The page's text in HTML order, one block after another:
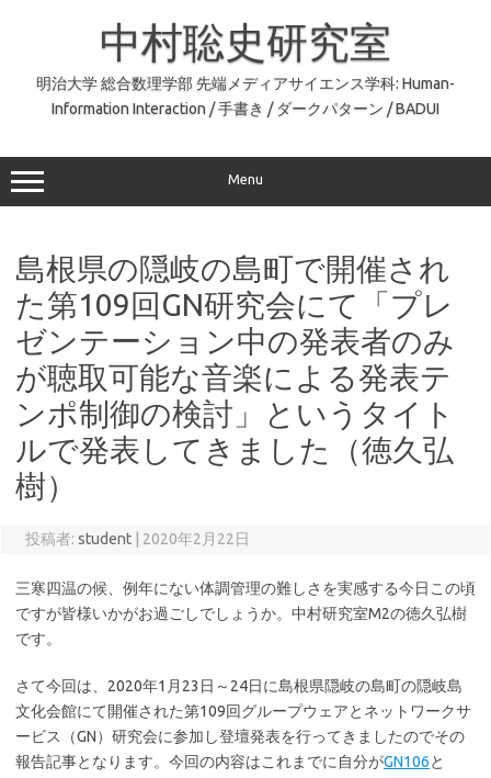
中村聡史研究室
明治大学 総合数理学部 先端メディアサイエンス学科: Human-
Information Interaction / 手書き / ダークパターン / BADUI
Menu
島根県の隠岐の島町で開催され
た第109回GN研究会にて「プレ
ゼンテーション中の発表者のみ
が聴取可能な音楽による発表テ
ンポ制御の検討」というタイト
ルで発表してきました（徳久弘
樹）
投稿者: student 2020年2月22日
三寒四温の候、例年にない体調管理の難しさを実感する今日この頃
ですが皆様いかがお過ごしでしょうか。中村研究室M2の徳久弘樹
です。
さて今回は、2020年1月23日～24日に島根県隠岐の島町の隠岐島
文化会館にて開催された第109回グループウェアとネットワークサ
ービス（GN）研究会に参加し登壇発表を行ってきましたのでその
報告記事となります。今回の内容はこれまでに自分がGN106と